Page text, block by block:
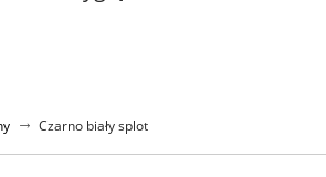
Czarno biały splot